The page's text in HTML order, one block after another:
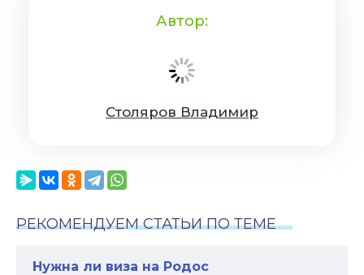
Автор:
Cтoляpoв Влaдимиp
РЕКОМЕНДУЕМ СТАТЬИ ПО ТЕМЕ
Нужна ли виза на Родос